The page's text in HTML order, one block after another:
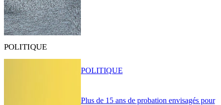
POLITIQUE
Plus de 15 ans de probation envisagés pour
POLITIQUE